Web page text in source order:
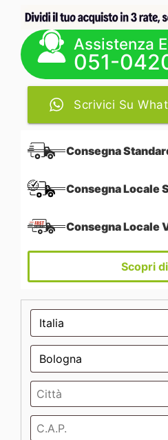
Assistenza
051-
Scrivici Su
Consegna
Consegna Locale
Consegna Locale
Scopri